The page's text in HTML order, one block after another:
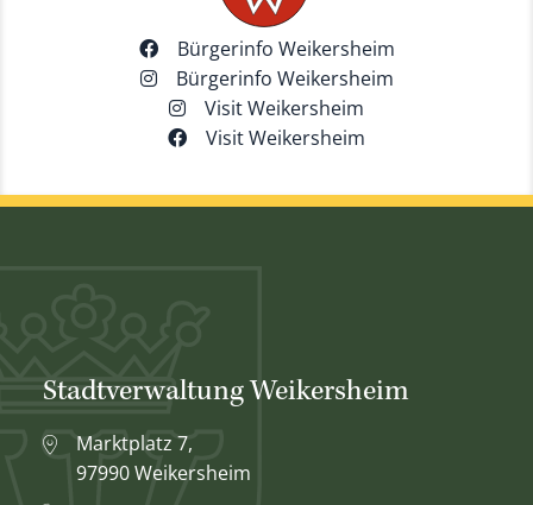
Bürgerinfo Weikersheim
Bürgerinfo Weikersheim
Visit Weikersheim
Visit Weikersheim
Stadtverwaltung Weikersheim
Marktplatz 7,
97990 Weikersheim